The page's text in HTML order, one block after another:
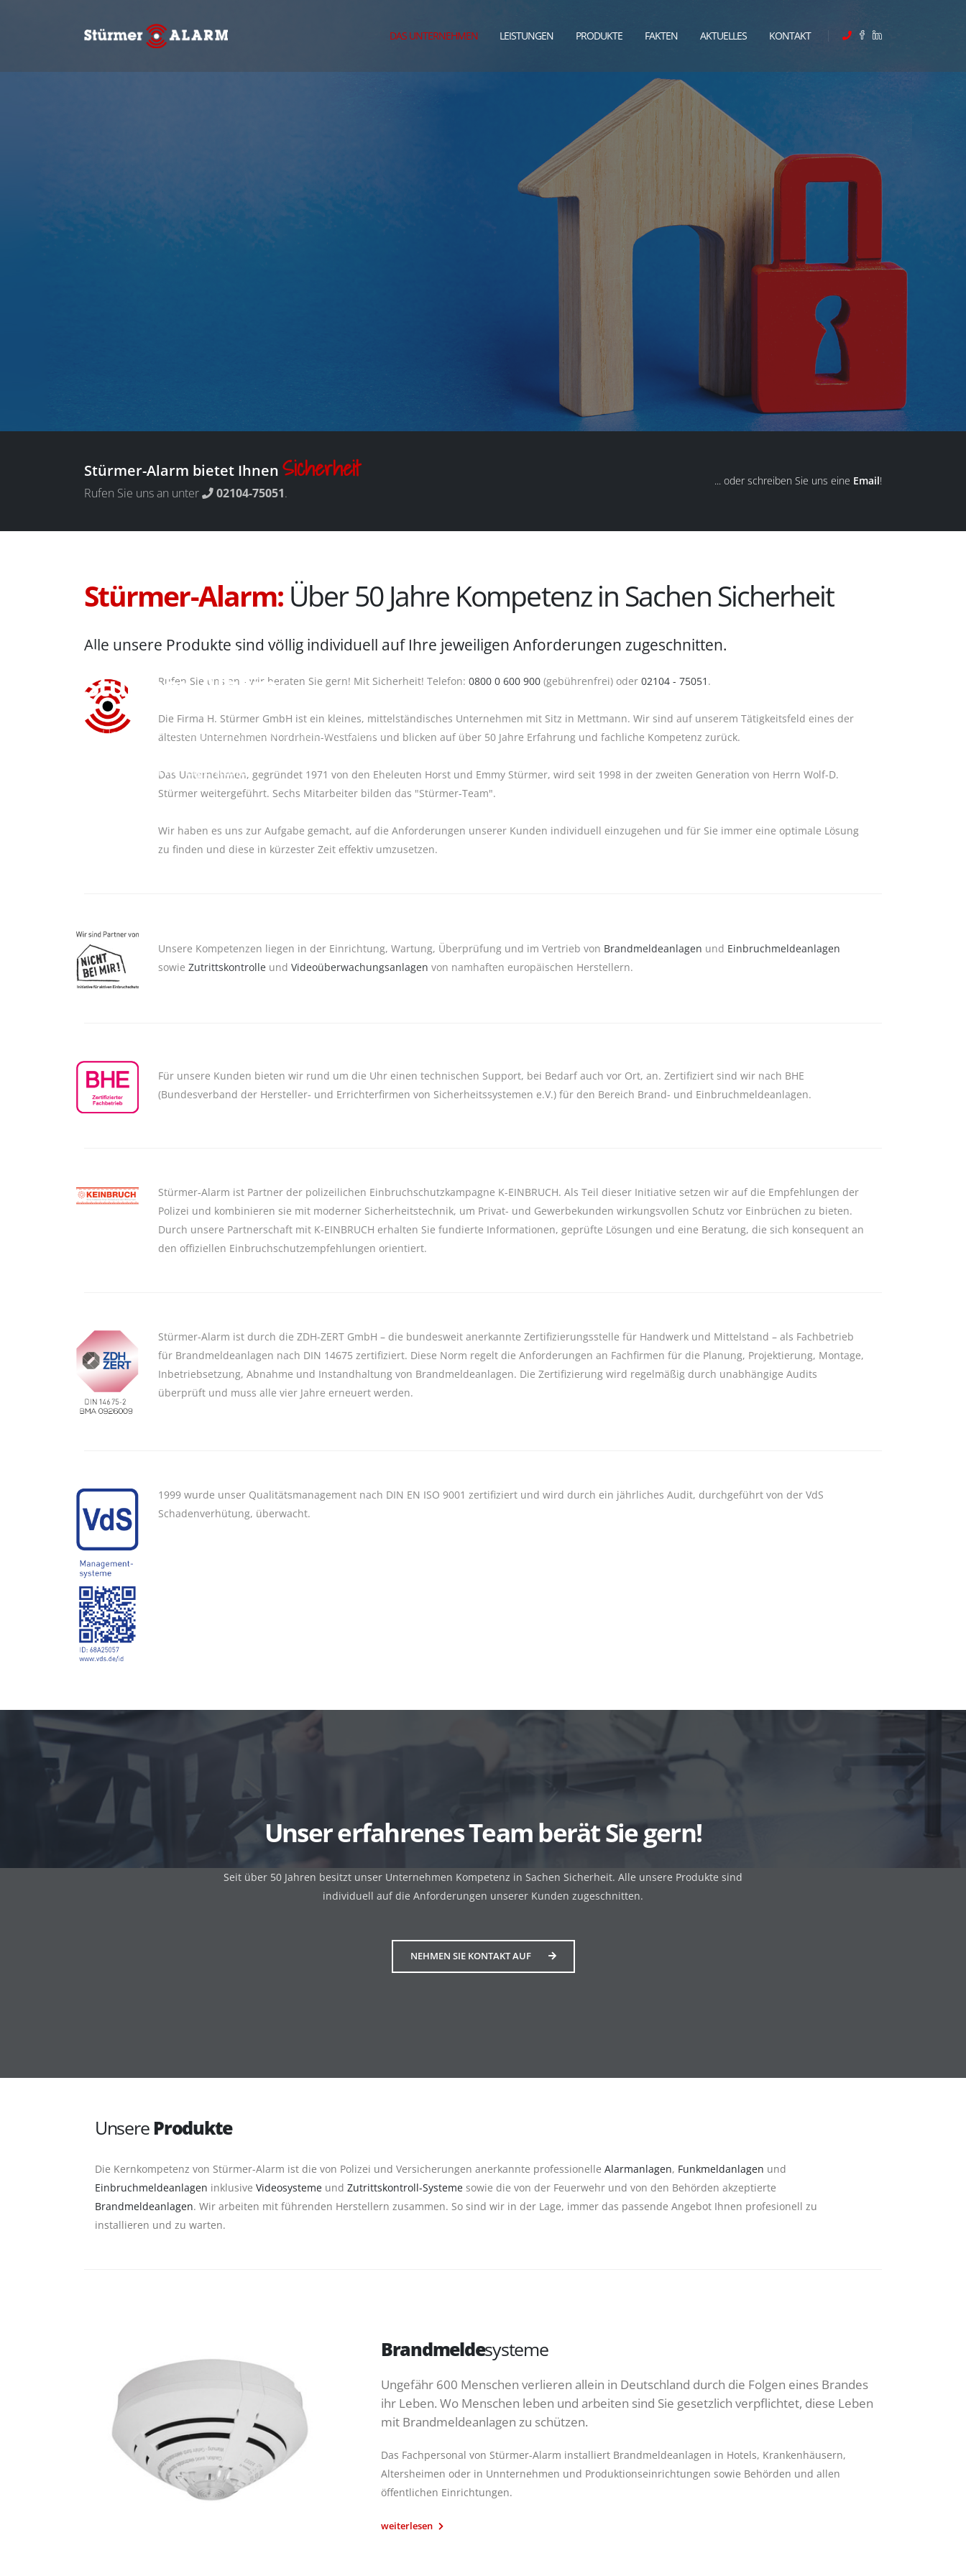
DAS UNTERNEHMEN LEISTUNGEN PRODUKTE FAKTEN AKTUELLES KONTAKT
Das Unternehmen
Stürmer-Alarm
Ihr Unternehmen für professionelle Sicherheitstechnik.
Wir schützen Ihr Eigentum!
Stürmer-Alarm bietet Ihnen Sicherheit
Rufen Sie uns an unter 02104-75051.
... oder schreiben Sie uns eine Email!
Stürmer-Alarm: Über 50 Jahre Kompetenz in Sachen Sicherheit
Alle unsere Produkte sind völlig individuell auf Ihre jeweiligen Anforderungen zugeschnitten.
Rufen Sie uns an - wir beraten Sie gern! Mit Sicherheit! Telefon: 0800 0 600 900 (gebührenfrei) oder 02104 - 75051 .
Die Firma H. Stürmer GmbH ist ein kleines, mittelständisches Unternehmen mit Sitz in Mettmann. Wir sind auf unserem Tätigkeitsfeld eines der
ältesten Unternehmen Nordrhein-Westfalens und blicken auf über 50 Jahre Erfahrung und fachliche Kompetenz zurück.
Das Unternehmen, gegründet 1971 von den Eheleuten Horst und Emmy Stürmer, wird seit 1998 in der zweiten Generation von Herrn Wolf-D.
Stürmer weitergeführt. Sechs Mitarbeiter bilden das "Stürmer-Team".
Wir haben es uns zur Aufgabe gemacht, auf die Anforderungen unserer Kunden individuell einzugehen und für Sie immer eine optimale Lösung
zu finden und diese in kürzester Zeit effektiv umzusetzen.
Unsere Kompetenzen liegen in der Einrichtung, Wartung, Überprüfung und im Vertrieb von Brandmeldeanlagen und Einbruchmeldeanlagen
sowie Zutrittskontrolle und Videoüberwachungsanlagen von namhaften europäischen Herstellern.
Für unsere Kunden bieten wir rund um die Uhr einen technischen Support, bei Bedarf auch vor Ort, an. Zertifiziert sind wir nach BHE
(Bundesverband der Hersteller- und Errichterfirmen von Sicherheitssystemen e.V.) für den Bereich Brand- und Einbruchmeldeanlagen.
Stürmer-Alarm ist Partner der polizeilichen Einbruchschutzkampagne K-EINBRUCH. Als Teil dieser Initiative setzen wir auf die Empfehlungen der
Polizei und kombinieren sie mit moderner Sicherheitstechnik, um Privat- und Gewerbekunden wirkungsvollen Schutz vor Einbrüchen zu bieten.
Durch unsere Partnerschaft mit K-EINBRUCH erhalten Sie fundierte Informationen, geprüfte Lösungen und eine Beratung, die sich konsequent an
den offiziellen Einbruchschutzempfehlungen orientiert.
Stürmer-Alarm ist durch die ZDH-ZERT GmbH – die bundesweit anerkannte Zertifizierungsstelle für Handwerk und Mittelstand – als Fachbetrieb
für Brandmeldeanlagen nach DIN 14675 zertifiziert. Diese Norm regelt die Anforderungen an Fachfirmen für die Planung, Projektierung, Montage,
Inbetriebsetzung, Abnahme und Instandhaltung von Brandmeldeanlagen. Die Zertifizierung wird regelmäßig durch unabhängige Audits
überprüft und muss alle vier Jahre erneuert werden.
1999 wurde unser Qualitätsmanagement nach DIN EN ISO 9001 zertifiziert und wird durch ein jährliches Audit, durchgeführt von der VdS
Schadenverhütung, überwacht.
Unser erfahrenes Team berät Sie gern!
Seit über 50 Jahren besitzt unser Unternehmen Kompetenz in Sachen Sicherheit. Alle unsere Produkte sind
individuell auf die Anforderungen unserer Kunden zugeschnitten.
NEHMEN SIE KONTAKT AUF
Unsere Produkte
Die Kernkompetenz von Stürmer-Alarm ist die von Polizei und Versicherungen anerkannte professionelle Alarmanlagen, Funkmeldanlagen und
Einbruchmeldeanlagen inklusive Videosysteme und Zutrittskontroll-Systeme sowie die von der Feuerwehr und von den Behörden akzeptierte
Brandmeldeanlagen. Wir arbeiten mit führenden Herstellern zusammen. So sind wir in der Lage, immer das passende Angebot Ihnen profesionell zu
installieren und zu warten.
Brandmeldesysteme
Ungefähr 600 Menschen verlieren allein in Deutschland durch die Folgen eines Brandes
ihr Leben. Wo Menschen leben und arbeiten sind Sie gesetzlich verpflichtet, diese Leben
mit Brandmeldeanlagen zu schützen.
Das Fachpersonal von Stürmer-Alarm installiert Brandmeldeanlagen in Hotels, Krankenhäusern,
Altersheimen oder in Unnternehmen und Produktionseinrichtungen sowie Behörden und allen
öffentlichen Einrichtungen.
weiterlesen